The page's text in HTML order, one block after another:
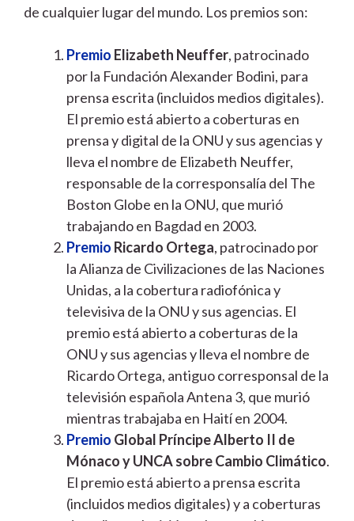
de cualquier lugar del mundo. Los premios son:
Premio Elizabeth Neuffer, patrocinado
por la Fundación Alexander Bodini, para
prensa escrita (incluidos medios digitales).
El premio está abierto a coberturas en
prensa y digital de la ONU y sus agencias y
lleva el nombre de Elizabeth Neuffer,
responsable de la corresponsalía del The
Boston Globe en la ONU, que murió
trabajando en Bagdad en 2003.
Premio Ricardo Ortega, patrocinado por
la Alianza de Civilizaciones de las Naciones
Unidas, a la cobertura radiofónica y
televisiva de la ONU y sus agencias. El
premio está abierto a coberturas de la
ONU y sus agencias y lleva el nombre de
Ricardo Ortega, antiguo corresponsal de la
televisión española Antena 3, que murió
mientras trabajaba en Haití en 2004.
Premio Global Príncipe Alberto II de
Mónaco y UNCA sobre Cambio Climático.
El premio está abierto a prensa escrita
(incluidos medios digitales) y a coberturas